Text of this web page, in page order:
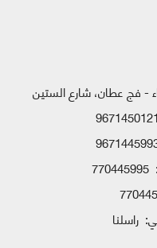
- فج عطان، شارع الستين
9671450121
770445995
راسلنا